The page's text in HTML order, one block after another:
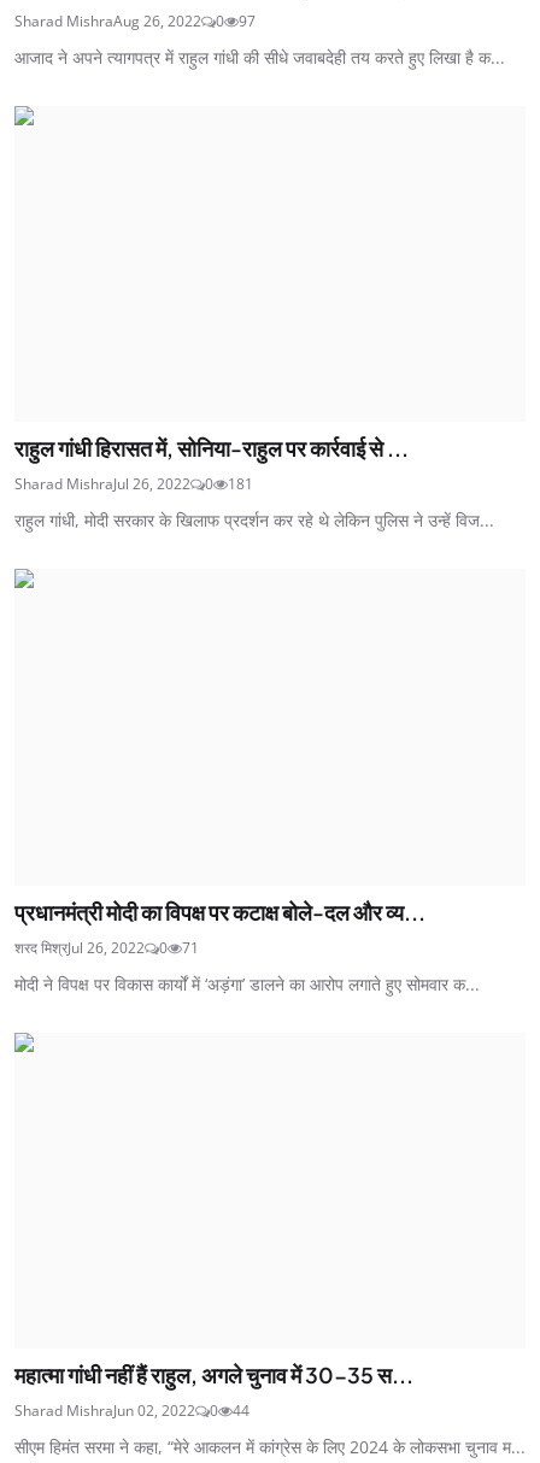
Sharad MishraAug 26, 2022 0 97
आजाद ने अपने त्यागपत्र में राहुल गांधी की सीधे जवाबदेही तय करते हुए लिखा है क...
राहुल गांधी हिरासत में, सोनिया-राहुल पर कार्रवाई से ...
Sharad MishraJul 26, 2022 0 181
राहुल गांधी, मोदी सरकार के खिलाफ प्रदर्शन कर रहे थे लेकिन पुलिस ने उन्हें विज...
प्रधानमंत्री मोदी का विपक्ष पर कटाक्ष बोले-दल और व्य...
शरद मिश्रJul 26, 2022 0 71
मोदी ने विपक्ष पर विकास कार्यों में ‘अड़ंगा’ डालने का आरोप लगाते हुए सोमवार क...
महात्मा गांधी नहीं हैं राहुल, अगले चुनाव में 30-35 स...
Sharad MishraJun 02, 2022 0 44
सीएम हिमंत सरमा ने कहा, “मेरे आकलन में कांग्रेस के लिए 2024 के लोकसभा चुनाव म...